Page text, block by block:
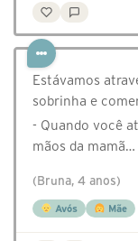
Estávamos
sobrinha e
- Quando você
mãos da mamã…
(Bruna, 4 anos)
Avós Mãe